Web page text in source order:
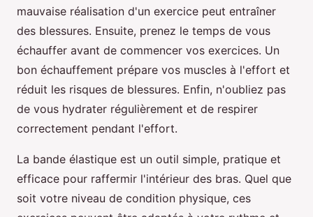
mauvaise réalisation d'un exercice peut entraîner
des blessures. Ensuite, prenez le temps de vous
échauffer avant de commencer vos exercices. Un
bon échauffement prépare vos muscles à l'effort et
réduit les risques de blessures. Enfin, n'oubliez pas
de vous hydrater régulièrement et de respirer
correctement pendant l'effort.
La bande élastique est un outil simple, pratique et
efficace pour raffermir l'intérieur des bras. Quel que
soit votre niveau de condition physique, ces